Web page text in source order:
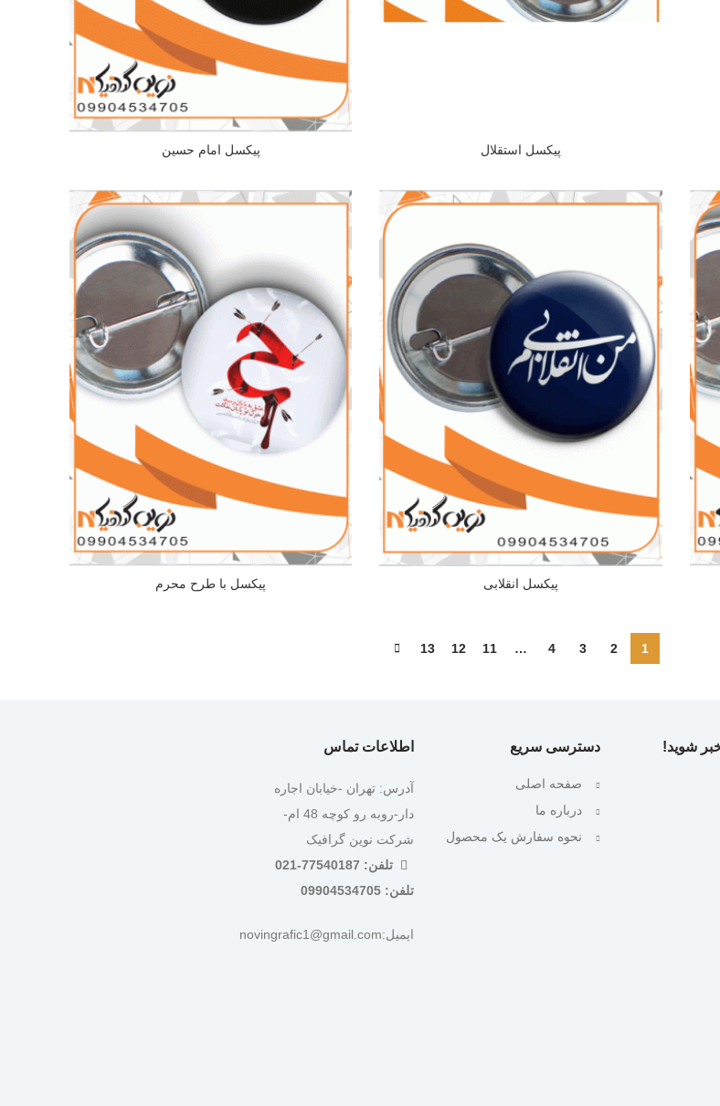
پیکسل استقلال پیکسل امام حسین
پیکسل انقلابی پیکسل با طرح محرم
1
2
3
4
…
11
12
13
شوید! دسترسی سریع
صفحه اصلی
درباره ما
نحوه سفارش یک محصول
اطلاعات تماس
آدرس: تهران -خیابان اجاره
دار-روبه رو کوچه 48 ام-
شرکت نوین گرافیک
تلفن: 77540187-021
تلفن: 09904534705
ایمیل:novingrafic1@gmail.com